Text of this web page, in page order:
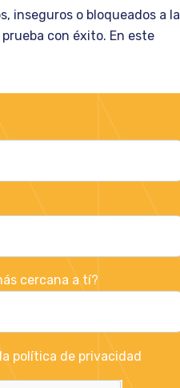
inseguros o bloqueados a la
con éxito. En este
cercana a tí?
política de privacidad